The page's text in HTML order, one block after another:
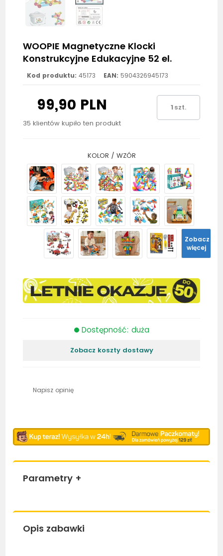
WOOPIE Magnetyczne Klocki
Konstrukcyjne Edukacyjne 52 el.
Kod produktu: 45173 EAN: 5904326945173
99,90 PLN
35 klientów kupiło ten produkt
szt.
KOLOR / WZÓR
Zobacz
więcej
Dostępność: duża
Zobacz koszty dostawy
Napisz opinię
Parametry +
Opis zabawki